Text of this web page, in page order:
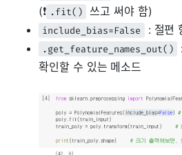
(❗ .fit() 쓰고 써야 함)
include_bias=False : 절편
.get_feature_names_out()
확인할 수 있는 메소드